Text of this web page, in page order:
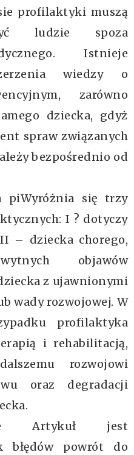
profilaktyki muszą
ludzie spoza
Istnieje
wiedzy o
zarówno
dziecka, gdyż
spraw związanych
bezpośrednio od
piWyróżnia się trzy
I ? dotyczy
– dziecka chorego,
objawów
z ujawnionymi
wady rozwojowej. W
profilaktyka
i rehabilitacją,
rozwojowi
oraz degradacji
Artykuł jest
błędów powrót do